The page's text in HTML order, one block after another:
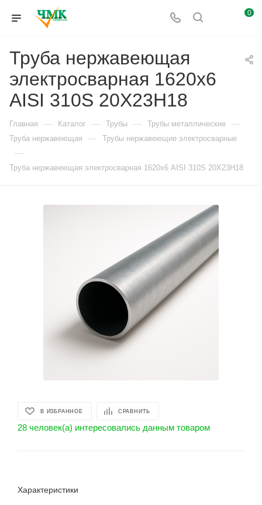
0
Труба нержавеющая
электросварная 1620х6
AISI 310S 20Х23Н18
Главная — Каталог — Трубы — Трубы металлические —
Труба нержавеющая — Трубы нержавеющие электросварные
—
Труба нержавеющая электросварная 1620х6 AISI 310S 20Х23Н18
В ИЗБРАННОЕ СРАВНИТЬ
28 человек(а) интересовались данным товаром
Характеристики